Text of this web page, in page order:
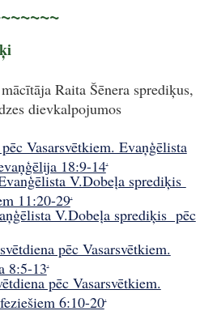
Raita Šēnera sprediķus,
dievkalpojumos
Vasarsvētkiem. Evaņģēlista
18:9-14
V.Dobeļa sprediķis
11:20-29
V.Dobeļa sprediķis pēc
pēc Vasarsvētkiem.
8:5-13
pēc Vasarsvētkiem.
6:10-20